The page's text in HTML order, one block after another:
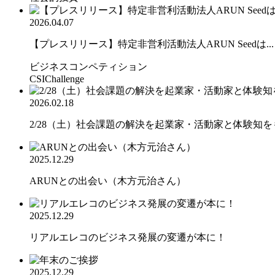
2026.04.07
【プレスリリース】特定非営利活動法人ARUN Seedは...
ビジネスコンペティション
CSIChallenge
2026.02.18
2/28（土）社会課題の解決を起業家・活動家と体験知を
2025.12.29
ARUNとの出会い（木方元治さん）
2025.12.29
リアルエレコのビジネス発展の変遷が本に！
2025.12.29